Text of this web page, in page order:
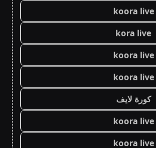
koora live
kora live
koora live
koora live
كورة لايف
koora live
koora live